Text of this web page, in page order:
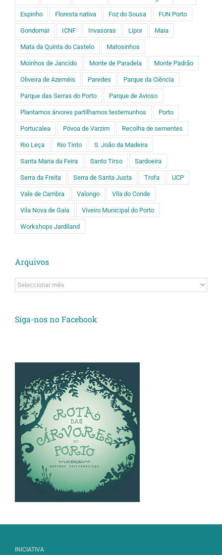
Espinho Floresta nativa Foz do Sousa FUN Porto
Gondomar ICNF Invasoras Lipor Maia
Mata da Quinta do Castelo Matosinhos
Moinhos de Jancido Monte de Paradela Monte Padrão
Oliveira de Azeméis Paredes Parque da Ciência
Parque das Serras do Porto Parque de Avioso
Plantamos árvores partilhamos testemunhos Porto
Portucalea Póvoa de Varzim Recolha de sementes
Rio Leça Rio Tinto S. João da Madeira
Santa Maria da Feira Santo Tirso Sardoeira
Serra da Freita Serra de Santa Justa Trofa UCP
Vale de Cambra Valongo Vila do Conde
Vila Nova de Gaia Viveiro Municipal do Porto
Workshops Jardiland
Arquivos
Arquivos
Siga-nos no Facebook
INICIATIVA